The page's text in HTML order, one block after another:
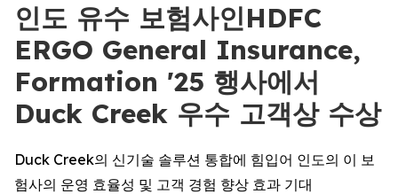
인도 유수 보험사인HDFC
ERGO General Insurance,
Formation '25 행사에서
Duck Creek 우수 고객상 수상
Duck Creek의 신기술 솔루션 통합에 힘입어 인도의 이 보
험사의 운영 효율성 및 고객 경험 향상 효과 기대